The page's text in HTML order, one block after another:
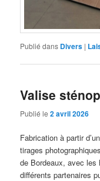
Publié dans Divers |
Valise
Publié le2 avril 2026
Fabrication à partir
tirages
de Bordeaux, avec les
différents partenaires